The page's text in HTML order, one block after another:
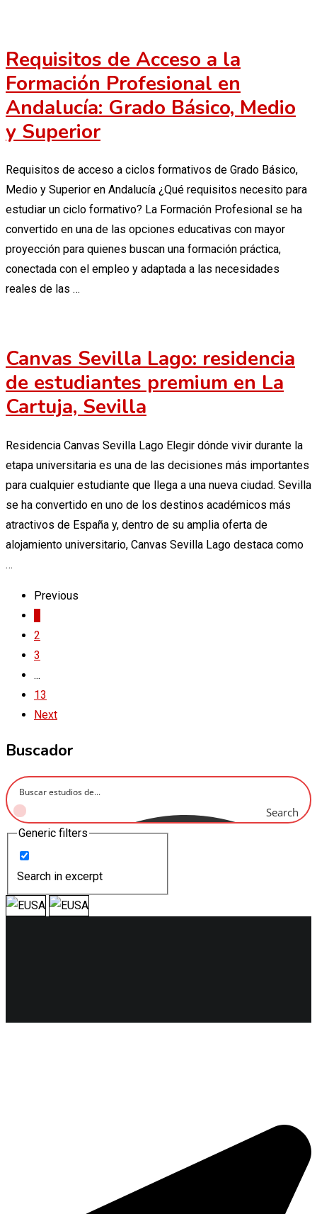
Requisitos de Acceso a la
Formación Profesional en
Andalucía: Grado Básico, Medio
y Superior
Requisitos de acceso a ciclos formativos de Grado Básico,
Medio y Superior en Andalucía ¿Qué requisitos necesito para
estudiar un ciclo formativo? La Formación Profesional se ha
convertido en una de las opciones educativas con mayor
proyección para quienes buscan una formación práctica,
conectada con el empleo y adaptada a las necesidades
reales de las …
Canvas Sevilla Lago: residencia
de estudiantes premium en La
Cartuja, Sevilla
Residencia Canvas Sevilla Lago Elegir dónde vivir durante la
etapa universitaria es una de las decisiones más importantes
para cualquier estudiante que llega a una nueva ciudad. Sevilla
se ha convertido en uno de los destinos académicos más
atractivos de España y, dentro de su amplia oferta de
alojamiento universitario, Canvas Sevilla Lago destaca como
…
Previous
2
3
...
13
Next
Buscador
Search
Generic filters
Search in excerpt